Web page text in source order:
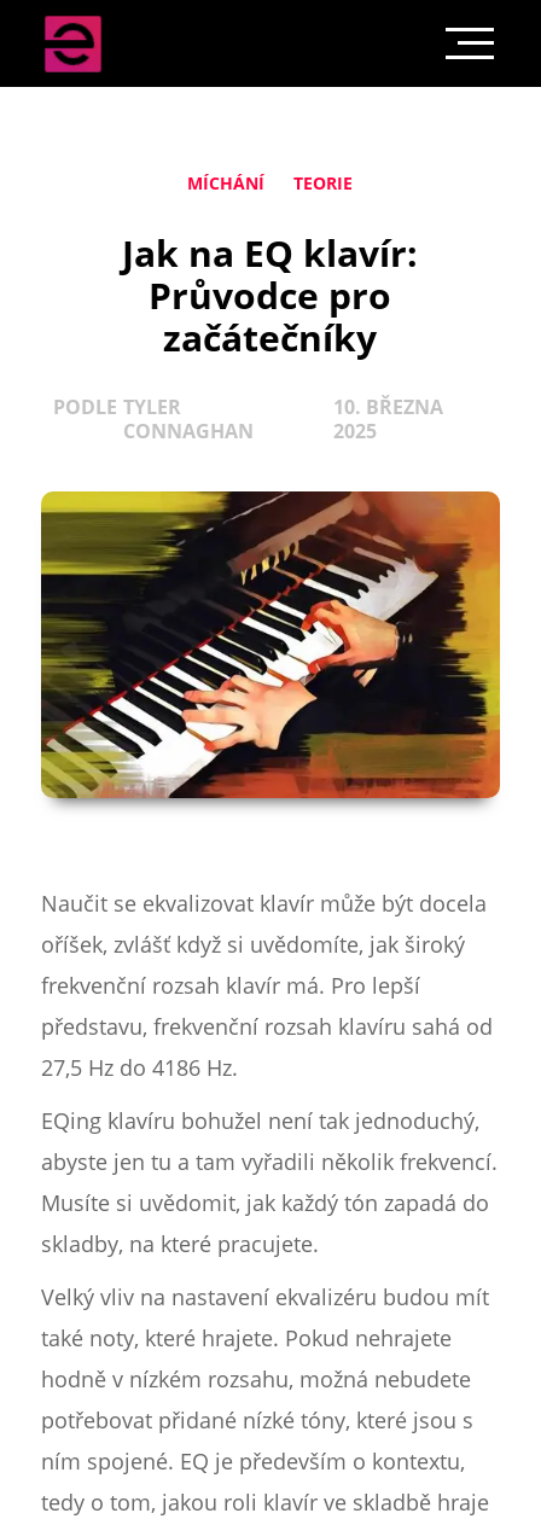
MÍCHÁNÍ TEORIE
Jak na EQ klavír:
Průvodce pro
začátečníky
PODLE TYLER
CONNAGHAN
10. BŘEZNA
2025
Naučit se ekvalizovat klavír může být docela
oříšek, zvlášť když si uvědomíte, jak široký
frekvenční rozsah klavír má. Pro lepší
představu, frekvenční rozsah klavíru sahá od
27,5 Hz do 4186 Hz.
EQing klavíru bohužel není tak jednoduchý,
abyste jen tu a tam vyřadili několik frekvencí.
Musíte si uvědomit, jak každý tón zapadá do
skladby, na které pracujete.
Velký vliv na nastavení ekvalizéru budou mít
také noty, které hrajete. Pokud nehrajete
hodně v nízkém rozsahu, možná nebudete
potřebovat přidané nízké tóny, které jsou s
ním spojené. EQ je především o kontextu,
tedy o tom, jakou roli klavír ve skladbě hraje